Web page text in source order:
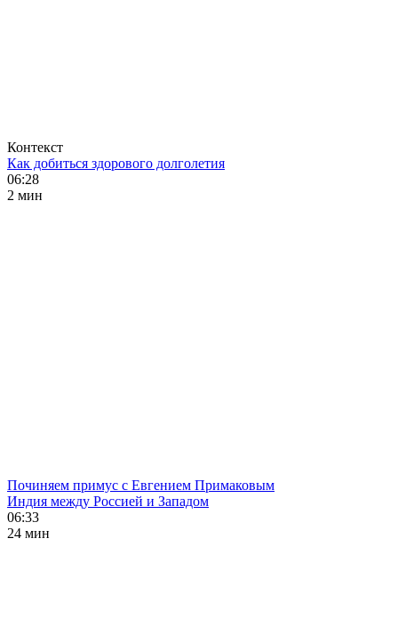
Контекст
Как добиться здорового долголетия
06:28
2 мин
Починяем примус с Евгением Примаковым
Индия между Россией и Западом
06:33
24 мин